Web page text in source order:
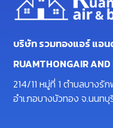
บริษัท รวมทองแอร์ แอน
RUAMTHONGAIR AND
214/11 หมู่ที่ 1 ตำบลบาง
อำเภอบางบัวทอง จ.นนทบุรี